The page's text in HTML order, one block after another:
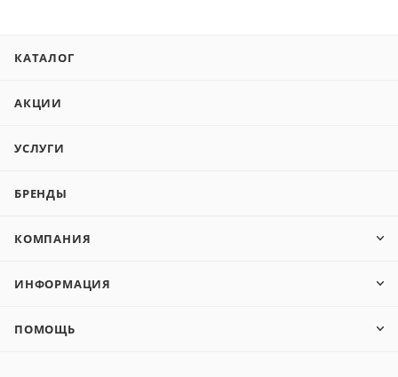
КАТАЛОГ
АКЦИИ
УСЛУГИ
БРЕНДЫ
КОМПАНИЯ
ИНФОРМАЦИЯ
ПОМОЩЬ